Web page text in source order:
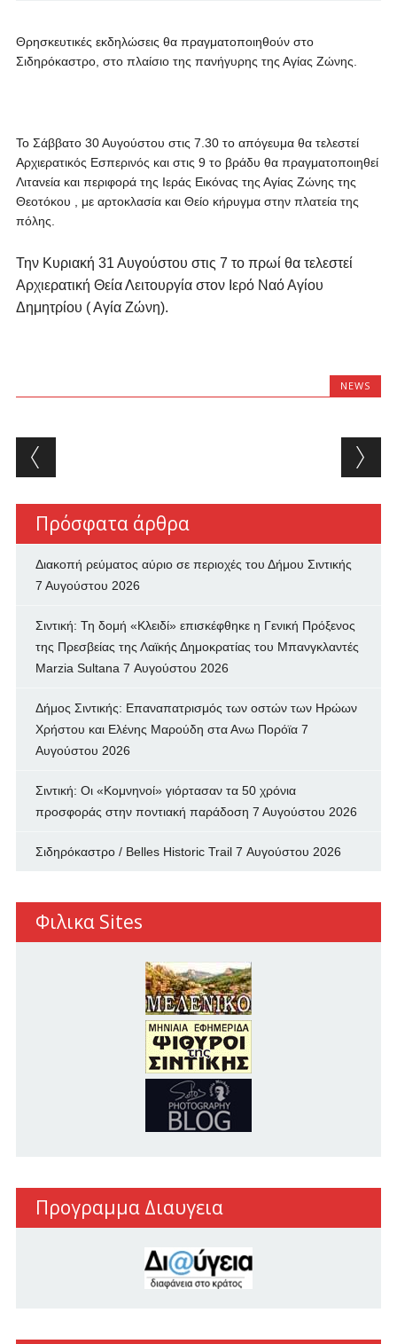
Θρησκευτικές εκδηλώσεις θα πραγματοποιηθούν στο
Σιδηρόκαστρο, στο πλαίσιο της πανήγυρης της Αγίας Ζώνης.
Το Σάββατο 30 Αυγούστου στις 7.30 το απόγευμα θα τελεστεί
Αρχιερατικός Εσπερινός και στις 9 το βράδυ θα πραγματοποιηθεί
Λιτανεία και περιφορά της Ιεράς Εικόνας της Αγίας Ζώνης της
Θεοτόκου , με αρτοκλασία και Θείο κήρυγμα στην πλατεία της
πόλης.
Την Κυριακή 31 Αυγούστου στις 7 το πρωί θα τελεστεί
Αρχιερατική Θεία Λειτουργία στον Ιερό Ναό Αγίου
Δημητρίου ( Αγία Ζώνη).
NEWS
Post navigation
Πρόσφατα άρθρα
Διακοπή ρεύματος αύριο σε περιοχές του Δήμου Σιντικής
7 Αυγούστου 2026
Σιντική: Τη δομή «Κλειδί» επισκέφθηκε η Γενική Πρόξενος
της Πρεσβείας της Λαϊκής Δημοκρατίας του Μπανγκλαντές
Marzia Sultana 7 Αυγούστου 2026
Δήμος Σιντικής: Επαναπατρισμός των oστών των Ηρώων
Χρήστου και Ελένης Μαρούδη στα Ανω Πορόϊα 7
Αυγούστου 2026
Σιντική: Οι «Κομνηνοί» γιόρτασαν τα 50 χρόνια
προσφοράς στην ποντιακή παράδοση 7 Αυγούστου 2026
Σιδηρόκαστρο / Belles Historic Trail 7 Αυγούστου 2026
Φιλικα Sites
Προγραμμα Διαυγεια